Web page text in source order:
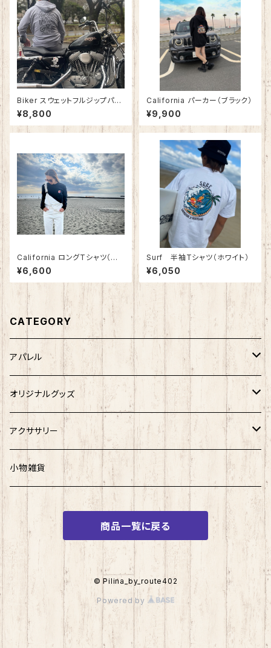
Biker スウェットフルジップパー
カー (グレー)
¥8,800
California パーカー（ブラック）
¥9,900
California ロングTシャツ（ブラ
ック）
¥6,600
Surf 半袖Tシャツ（ホワイト）
¥6,050
CATEGORY
アパレル
半袖Tシャツ
ロングTシャツ
パーカー
スウェット
パンツ
ジャケット
セットアップ
オリジナルグッズ
ステッカー
マグカップ
タンブラー
ラバーコインケース
アッシュトレイ
iPhone ケース
アクササリー
ピアス
ネックレス
小物雑貨
商品一覧に戻る
© Pilina_by_route402
Powered by